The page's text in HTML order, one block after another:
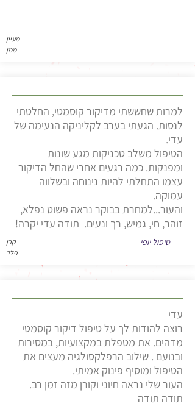
מעיין
ממן
למרות שחששתי מדיקור קוסמטי, החלטתי
לנסות. הגעתי בערב לקליניקה הנעימה של
עדי.
הטיפול משלב טכניקות מגע שונות
ומפנקות. כמה רגעים אחרי שהחל הדיקור
עצמו התחלתי להיות נינוחה ובשלווה
עמוקה.
והעור...למחרת בבוקר נראה פשוט נפלא,
זוהר, חי, גמיש, רך ונעים. תודה עדי יקרה!
קרן
פלד
טיפול יופי
עדי
רוצה להודות לך על טיפול דיקור קוסמטי
מדהים. את מטפלת במקצועיות, במסירות
ובנועם . שילוב הרפלקסולגיה מעצים את
הטיפול ומוסיף פינוק אמיתי.
העור שלי נראה חיוני וקורן מזה זמן רב.
תודה תודה